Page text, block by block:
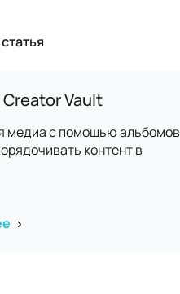
Creator Vault
медиа с помощью альбомов
контент в